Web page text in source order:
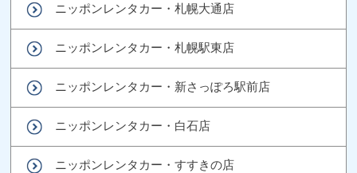
ニッポンレンタカー・札幌大通店
ニッポンレンタカー・札幌駅東店
ニッポンレンタカー・新さっぽろ駅前店
ニッポンレンタカー・白石店
ニッポンレンタカー・すすきの店